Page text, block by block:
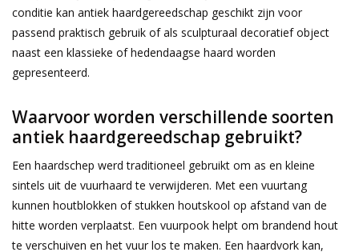
Tevreden Klanten
AI-Ready Database
Login
Cadeau Bonnen
conditie kan antiek haardgereedschap geschikt zijn voor
passend praktisch gebruik of als sculpturaal decoratief object
naast een klassieke of hedendaagse haard worden
gepresenteerd.
Waarvoor worden verschillende soorten
antiek haardgereedschap gebruikt?
Een haardschep werd traditioneel gebruikt om as en kleine
sintels uit de vuurhaard te verwijderen. Met een vuurtang
kunnen houtblokken of stukken houtskool op afstand van de
hitte worden verplaatst. Een vuurpook helpt om brandend hout
te verschuiven en het vuur los te maken. Een haardvork kan,